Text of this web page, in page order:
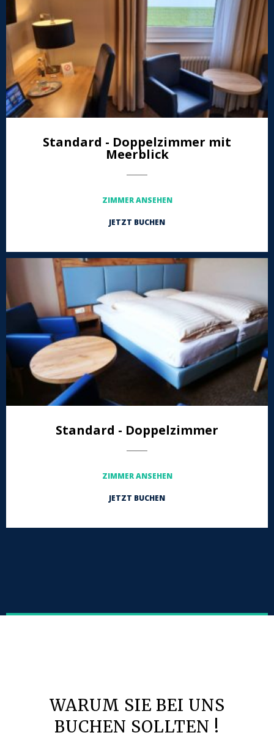
Standard - Doppelzimmer mit
Meerblick
-----------------
ZIMMER ANSEHEN
JETZT BUCHEN
Standard - Doppelzimmer
-----------------
ZIMMER ANSEHEN
JETZT BUCHEN
WARUM SIE BEI UNS
BUCHEN SOLLTEN !